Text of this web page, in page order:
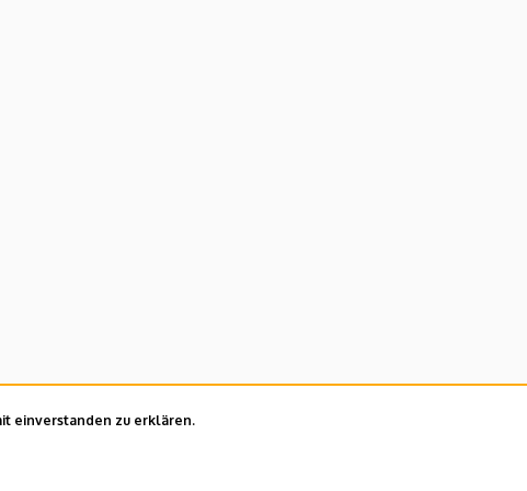
einverstanden zu erklären.